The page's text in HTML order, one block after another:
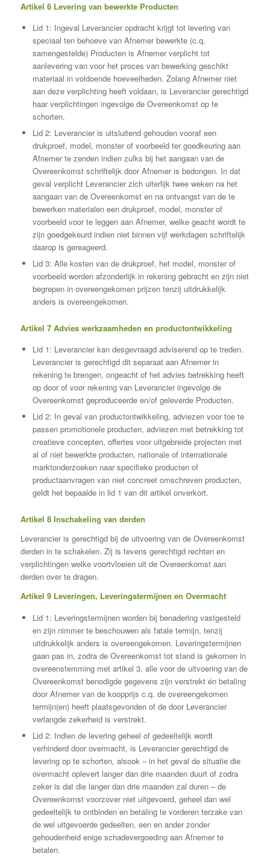
Artikel 6 Levering van bewerkte Producten
Lid 1: Ingeval Leverancier opdracht krijgt tot levering van
speciaal ten behoeve van Afnemer bewerkte (c.q.
samengestelde) Producten is Afnemer verplicht tot
aanlevering van voor het proces van bewerking geschikt
materiaal in voldoende hoeveelheden. Zolang Afnemer niet
aan deze verplichting heeft voldaan, is Leverancier gerechtigd
haar verplichtingen ingevolge de Overeenkomst op te
schorten.
Lid 2: Leverancier is uitsluitend gehouden vooraf een
drukproef, model, monster of voorbeeld ter goedkeuring aan
Afnemer te zenden indien zulks bij het aangaan van de
Overeenkomst schriftelijk door Afnemer is bedongen. In dat
geval verplicht Leverancier zich uiterlijk twee weken na het
aangaan van de Overeenkomst en na ontvangst van de te
bewerken materialen een drukproef, model, monster of
voorbeeld voor te leggen aan Afnemer, welke geacht wordt te
zijn goedgekeurd indien niet binnen vijf werkdagen schriftelijk
daarop is gereageerd.
Lid 3: Alle kosten van de drukproef, het model, monster of
voorbeeld worden afzonderlijk in rekening gebracht en zijn niet
begrepen in overeengekomen prijzen tenzij uitdrukkelijk
anders is overeengekomen.
Artikel 7 Advies werkzaamheden en productontwikkeling
Lid 1: Leverancier kan desgevraagd adviserend op te treden.
Leverancier is gerechtigd dit separaat aan Afnemer in
rekening te brengen, ongeacht of het advies betrekking heeft
op door of voor rekening van Leverancier ingevolge de
Overeenkomst geproduceerde en/of geleverde Producten.
Lid 2: In geval van productontwikkeling, adviezen voor toe te
passen promotionele producten, adviezen met betrekking tot
creatieve concepten, offertes voor uitgebreide projecten met
al of niet bewerkte producten, nationale of internationale
marktonderzoeken naar specifieke producten of
productaanvragen van niet concreet omschreven producten,
geldt het bepaalde in lid 1 van dit artikel onverkort.
Artikel 8 Inschakeling van derden
Leverancier is gerechtigd bij de uitvoering van de Overeenkomst
derden in te schakelen. Zij is tevens gerechtigd rechten en
verplichtingen welke voortvloeien uit de Overeenkomst aan
derden over te dragen.
Artikel 9 Leveringen, Leveringstermijnen en Overmacht
Lid 1: Leveringstermijnen worden bij benadering vastgesteld
en zijn nimmer te beschouwen als fatale termijn, tenzij
uitdrukkelijk anders is overeengekomen. Leveringstermijnen
gaan pas in, zodra de Overeenkomst tot stand is gekomen in
overeenstemming met artikel 3, alle voor de uitvoering van de
Overeenkomst benodigde gegevens zijn verstrekt én betaling
door Afnemer van de koopprijs c.q. de overeengekomen
termijn(en) heeft plaatsgevonden of de door Leverancier
verlangde zekerheid is verstrekt.
Lid 2: Indien de levering geheel of gedeeltelijk wordt
verhinderd door overmacht, is Leverancier gerechtigd de
levering op te schorten, alsook – in het geval de situatie die
overmacht oplevert langer dan drie maanden duurt of zodra
zeker is dat die langer dan drie maanden zal duren – de
Overeenkomst voorzover niet uitgevoerd, geheel dan wel
gedeeltelijk te ontbinden en betaling te vorderen terzake van
de wel uitgevoerde gedeelten, een en ander zonder
gehoudenheid enige schadevergoeding aan Afnemer te
betalen.